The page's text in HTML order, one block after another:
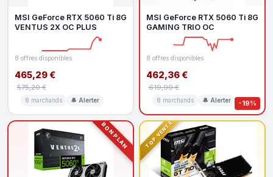
MSI GeForce RTX 5060 Ti 8G
VENTUS 2X OC PLUS
8 offres disponibles
465,29 €
575,20 €
8 marchands 🔔 Alerter -19%
MSI GeForce RTX 5060 Ti 8G
GAMING TRIO OC
8 offres disponibles
462,36 €
619,99 €
8 marchands 🔔 Alerter
BON PLAN TOP VENTE